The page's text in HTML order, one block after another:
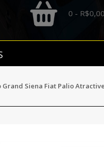
0 - R$0,00
Siena Fiat Palio Atractive